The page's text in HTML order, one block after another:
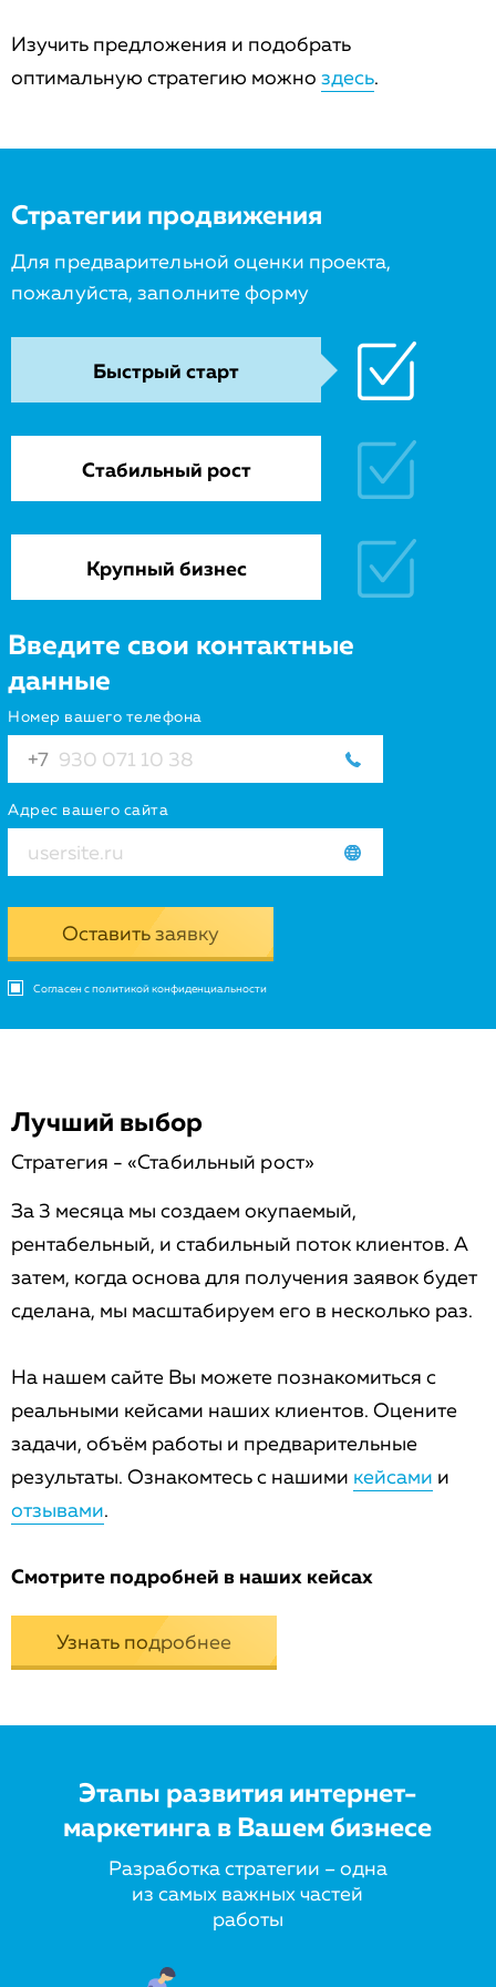
Изучить предложения и подобрать
оптимальную стратегию можно здесь.
Стратегии продвижения
Для предварительной оценки проекта,
пожалуйста, заполните форму
Быстрый старт
Стабильный рост
Крупный бизнес
Введите свои контактные
данные
Номер вашего телефона
Адрес вашего сайта
Оставить заявку
Согласен с политикой конфиденциальности
Лучший выбор
Стратегия - «Стабильный рост»
За 3 месяца мы создаем окупаемый,
рентабельный, и стабильный поток клиентов. А
затем, когда основа для получения заявок будет
сделана, мы масштабируем его в несколько раз.
На нашем сайте Вы можете познакомиться с
реальными кейсами наших клиентов. Оцените
задачи, объём работы и предварительные
результаты. Ознакомтесь с нашими кейсами и
отзывами.
Смотрите подробней в наших кейсах
Узнать подробнее
Этапы развития интернет-
маркетинга в Вашем бизнесе
Разработка стратегии – одна
из самых важных частей
работы